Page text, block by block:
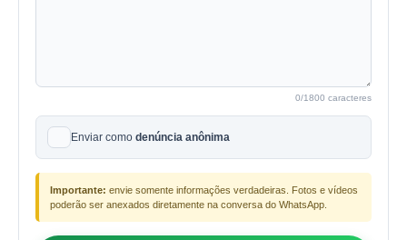
0/1800 caracteres
Enviar como denúncia anônima
Importante: envie somente informações verdadeiras. Fotos e vídeos
poderão ser anexados diretamente na conversa do WhatsApp.